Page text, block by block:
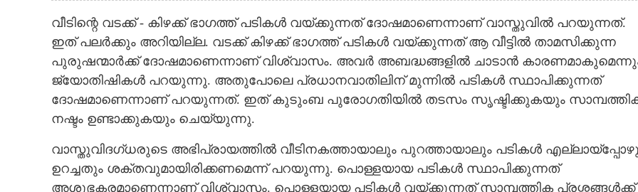
CONTACT US
വീടിന്റെ വടക്ക് - കിഴക്ക് ഭാഗത്ത് പടികൾ വയ്ക്കുന്നത് ദോഷമാണെന്നാണ് വാസ്തുവിൽ പറയുന്നത്.
ഇത് പലർക്കും അറിയില്ല. വടക്ക് കിഴക്ക് ഭാഗത്ത് പടികൾ വയ്ക്കുന്നത് ആ വീട്ടിൽ താമസിക്കുന്ന
പുരുഷന്മാർക്ക് ദോഷമാണെന്നാണ് വിശ്വാസം. അവർ അബദ്ധങ്ങളിൽ ചാടാൻ
ജ്യോതിഷികൾ പറയുന്നു. അതുപോലെ പ്രധാനവാതിലിന് മുന്നിൽ പടികൾ സ്ഥാപിക്കുന്നത്
ദോഷമാണെന്നാണ് പറയുന്നത്. ഇത് കുടുംബ പുരോഗതിയിൽ തടസം സൃഷ്ടിക്കുകയും
നഷ്ടം ഉണ്ടാക്കുകയും ചെയ്യുന്നു.
വാസ്തുവിദഗ്ധരുടെ അഭിപ്രായത്തിൽ വീടിനകത്തായാലും പുറത്തായാലും പടികൾ
ഉറച്ചതും ശക്തവുമായിരിക്കണമെന്ന് പറയുന്നു. പൊള്ളയായ പടികൾ സ്ഥാപിക്കുന്നത്
അശുഭകരമാണെന്നാണ് വിശ്വാസം. പൊള്ളയായ പടികൾ വയ്ക്കുന്നത് സാമ്പത്തിക പ്രശ്നങ്ങൾക്ക്